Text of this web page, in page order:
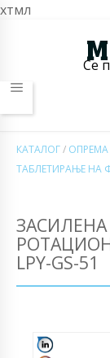
хтмл
Се
КАТАЛОГ/ ОПРЕМА
ТАБЛЕТИРАЊЕ НА
LPY-GS-51